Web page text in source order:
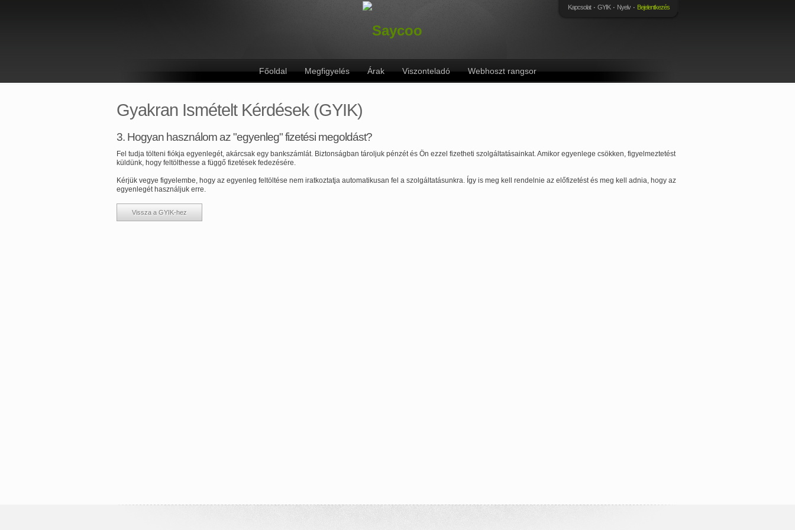
Kapcsolat GYIK Nyelv Bejelentkezés
Főoldal Megfigyelés Árak Viszonteladó Webhoszt rangsor
Gyakran Ismételt Kérdések (GYIK)
3. Hogyan használom az "egyenleg" fizetési megoldást?
Fel tudja tölteni fiókja egyenlegét, akárcsak egy bankszámlát. Biztonságban tároljuk pénzét és Ön ezzel fizetheti szolgáltatásainkat. Amikor egyenlege csökken, figyelmeztetést
küldünk, hogy feltölthesse a függő fizetések fedezésére.
Kérjük vegye figyelembe, hogy az egyenleg feltöltése nem iratkoztatja automatikusan fel a szolgáltatásunkra. Így is meg kell rendelnie az előfizetést és meg kell adnia, hogy az
egyenlegét használjuk erre.
Vissza a GYIK-hez